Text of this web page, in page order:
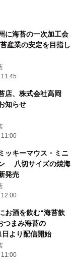
に海苔の一次加工会
産業の安定を目指し
店、株式会社高岡
知らせ
ッキーマウス・ミニ
八切サイズの焼海
発売
お酒を飲む“海苔飲
まみ海苔の
より配信開始